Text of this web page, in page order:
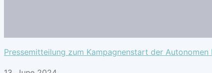
Pressemitteilung zum Kampagnenstart der